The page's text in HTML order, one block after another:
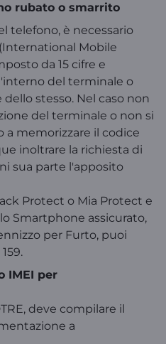
rubato o smarrito
telefono, è necessario
Mobile
da 15 cifre e
del terminale o
stesso. Nel caso non
del terminale o non si
a memorizzare il codice
inoltrare la richiesta di
sua parte l'apposito
Protect o Mia Protect e
Smartphone assicurato,
per Furto, puoi
IMEI per
deve compilare il
a